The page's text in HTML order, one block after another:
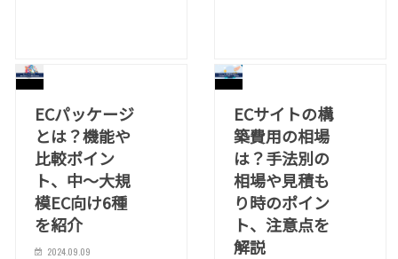
ECパッケージ
とは？機能や
比較ポイン
ト、中～大規
模EC向け6種
を紹介
2024.09.09
ECサイトの構
築費用の相場
は？手法別の
相場や見積も
り時のポイン
ト、注意点を
解説